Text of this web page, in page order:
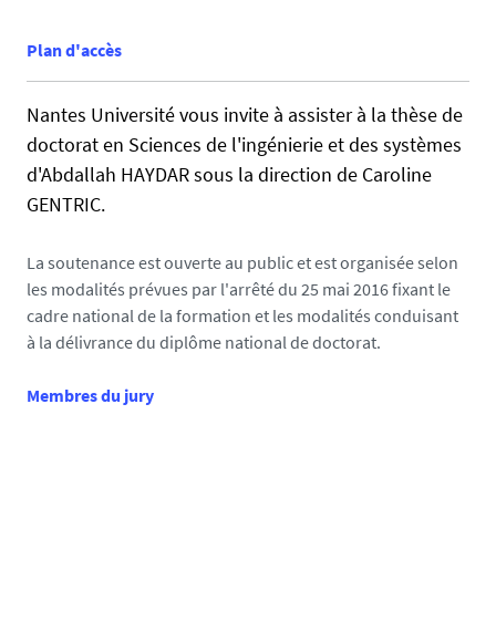
a
l
s
e
Plan d'accès
Nantes Université vous invite à assister à la thèse de
doctorat en Sciences de l'ingénierie et des systèmes
d'Abdallah HAYDAR sous la direction de Caroline
GENTRIC.
La soutenance est ouverte au public et est organisée selon
les modalités prévues par l'arrêté du 25 mai 2016 fixant le
cadre national de la formation et les modalités conduisant
à la délivrance du diplôme national de doctorat.
Membres du jury